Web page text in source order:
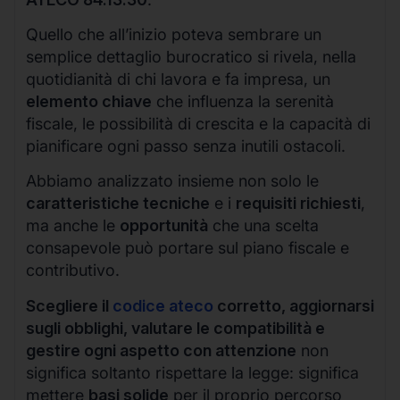
Quello che all’inizio poteva sembrare un
semplice dettaglio burocratico si rivela, nella
quotidianità di chi lavora e fa impresa, un
elemento chiave che influenza la serenità
fiscale, le possibilità di crescita e la capacità di
pianificare ogni passo senza inutili ostacoli.
Abbiamo analizzato insieme non solo le
caratteristiche tecniche e i requisiti richiesti,
ma anche le opportunità che una scelta
consapevole può portare sul piano fiscale e
contributivo.
Scegliere il codice ateco corretto, aggiornarsi
sugli obblighi, valutare le compatibilità e
gestire ogni aspetto con attenzione non
significa soltanto rispettare la legge: significa
mettere basi solide per il proprio percorso